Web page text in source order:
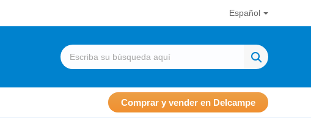
Español
Comprar y vender en Delcampe